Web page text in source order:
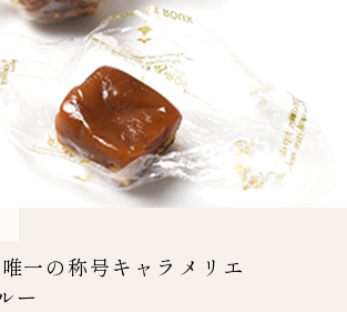
った造語ですが、あまりにも衝撃的な味
作り出した職人としてお菓子職人の中で
まで彼以外に「キャラメリエ」を名乗る
ん。
メル職人の称号。それがメゾン・ルルー
れた栄誉です。
一の称号キャラメリエ
ー